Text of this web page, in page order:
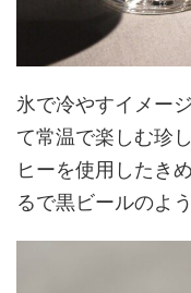
氷で冷やすイメー
て常温で楽しむ珍
ヒーを使用したき
るで黒ビールのよう